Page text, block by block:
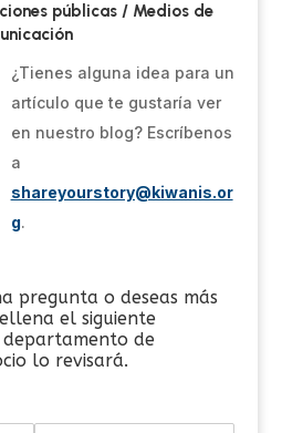
públicas / Medios de
¿Tienes alguna idea para un
artículo que te gustaría ver
en nuestro blog? Escríbenos
a
shareyourstory@kiwanis.or
g.
pregunta o deseas más
el siguiente
de
lo revisará.